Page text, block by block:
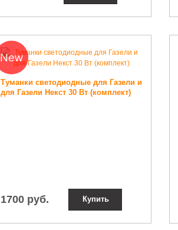
New
Туманки светодиодные для Газели и
для Газели Некст 30 Вт (комплект)
1700 руб. Купить